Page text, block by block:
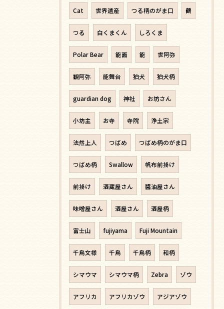
Cat 世界遺産 つる柄のがま口 鶴
つる 白くまくん しろくま
Polar Bear 能面 能 世阿弥
観阿弥 能舞台 狛犬 狛犬柄
guardian dog 神社 お坊さん
小坊主 お寺 寺院 浄土宗
法然上人 つばめ つばめ柄のがま口
つばめ柄 Swallow 帆布前掛け
前掛け 酒蔵屋さん 醬油屋さん
味噌屋さん 酒屋さん 酒屋柄
富士山 fujiyama Fuji Mountain
千鳥文様 千鳥 千鳥柄 和柄
シマウマ シマウマ柄 Zebra ゾウ
アフリカ アフリカゾウ アジアゾウ